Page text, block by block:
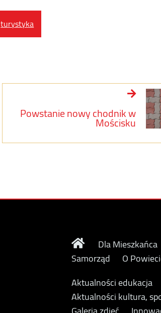
turystyka
Powstanie nowy chodnik w
Mościsku
Dla Mieszkańca
Samorząd
O
Aktualności edukacja
Aktualności kultura,